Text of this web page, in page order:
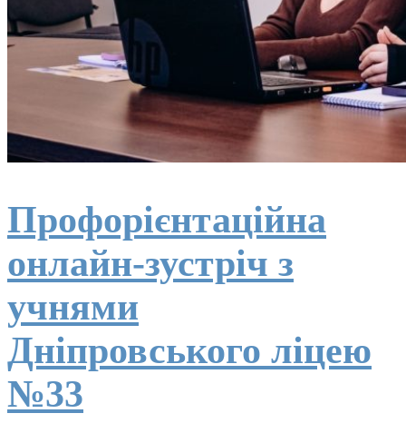
Профорієнтаційна
онлайн-зустріч з
учнями
Дніпровського ліцею
№33